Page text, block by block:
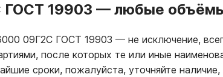
ГОСТ 19903 — любые объёмы
09Г2С ГОСТ 19903 — не исключение,
после которых те или иные
сроки, пожалуйста, уточняйте